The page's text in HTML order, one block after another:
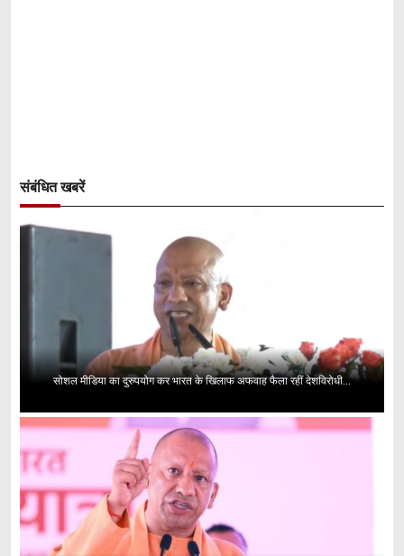
संबंधित खबरें
सोशल मीडिया का दुरुपयोग कर भारत के खिलाफ अफवाह फैला रहीं देशविरोधी...